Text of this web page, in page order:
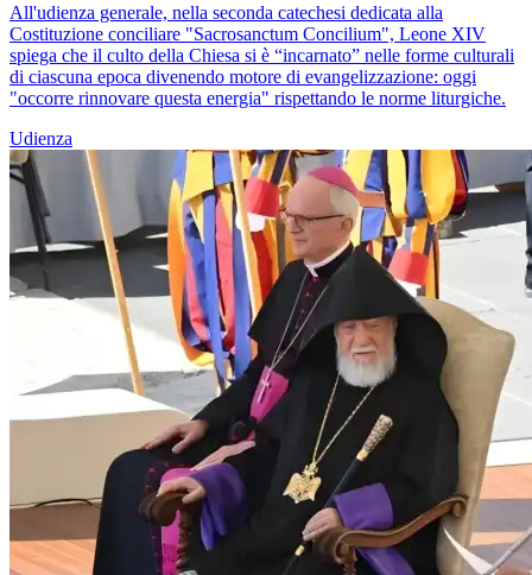
All'udienza generale, nella seconda catechesi dedicata alla
Costituzione conciliare "Sacrosanctum Concilium", Leone XIV
spiega che il culto della Chiesa si è “incarnato” nelle forme culturali
di ciascuna epoca divenendo motore di evangelizzazione: oggi
"occorre rinnovare questa energia" rispettando le norme liturgiche.
Udienza